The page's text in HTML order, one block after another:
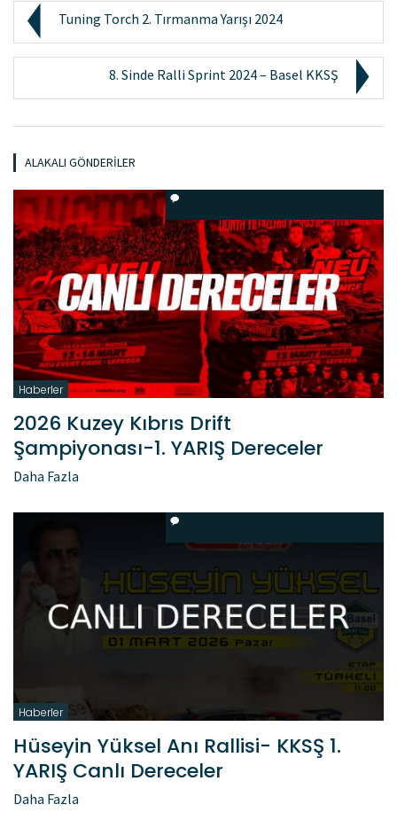
Tuning Torch 2. Tırmanma Yarışı 2024
8. Sinde Ralli Sprint 2024 – Basel KKSŞ
ALAKALI GÖNDERILER
Haberler
2026 Kuzey Kıbrıs Drift
Şampiyonası-1. YARIŞ Dereceler
Daha Fazla
Haberler
Hüseyin Yüksel Anı Rallisi- KKSŞ 1.
YARIŞ Canlı Dereceler
Daha Fazla